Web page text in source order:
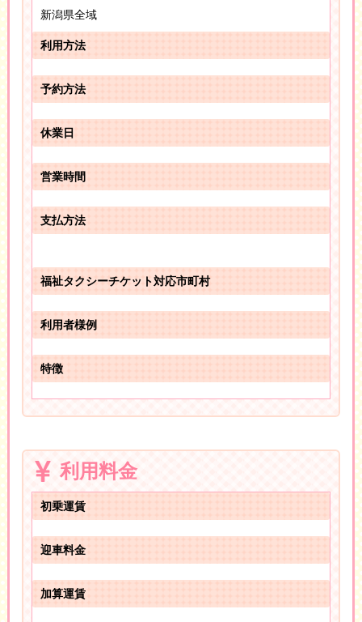
新潟県全域
利用方法
予約方法
休業日
営業時間
支払方法
福祉タクシーチケット対応市町村
利用者様例
特徴
利用料金
初乗運賃
迎車料金
加算運賃